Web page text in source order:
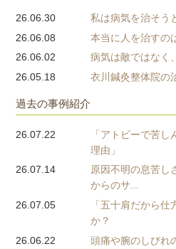
26.06.30
私は病気を治そう
26.06.08
本当に人を治すの
26.06.02
病気は敵ではなく
26.05.18
衣川鍼灸整体院の
過去の事例紹介
26.07.22
「アトピーで苦
理由」
26.07.14
原因不明の息苦し
からのサ...
26.07.05
「五十肩だから
か？
26.06.22
頭痛や腕のしびれ